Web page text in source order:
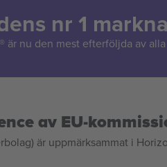
nr 1
är nu den mest efterföljda av
av EU-
är uppmärksammat i